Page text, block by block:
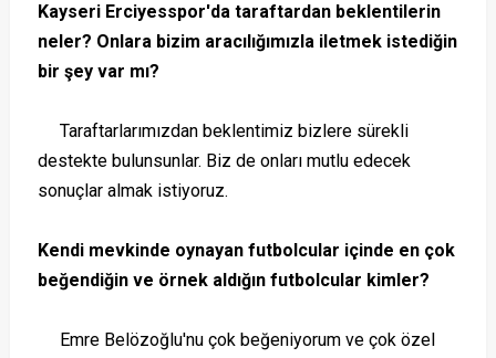
Kayseri Erciyesspor'da taraftardan beklentilerin
neler? Onlara bizim aracılığımızla iletmek istediğin
bir şey var mı?
Taraftarlarımızdan beklentimiz bizlere sürekli
destekte bulunsunlar. Biz de onları mutlu edecek
sonuçlar almak istiyoruz.
Kendi mevkinde oynayan futbolcular içinde en çok
beğendiğin ve örnek aldığın futbolcular kimler?
Emre Belözoğlu'nu çok beğeniyorum ve çok özel